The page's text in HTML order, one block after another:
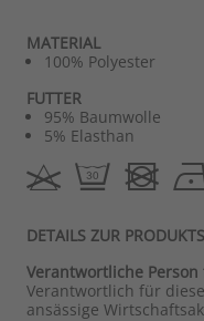
MATERIAL
100% Polyester
FUTTER
95% Baumwolle
5% Elasthan
DETAILS ZUR
Verantwortliche Person
Verantwortlich für
ansässige